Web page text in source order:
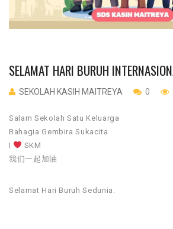
SELAMAT HARI BURUH
SEKOLAH KASIH MAITREYA 0
Salam Sekolah Satu Keluarga
Bahagia Gembira Sukacita
I
SKM
我们一起加油
Selamat Hari Buruh Sedunia.